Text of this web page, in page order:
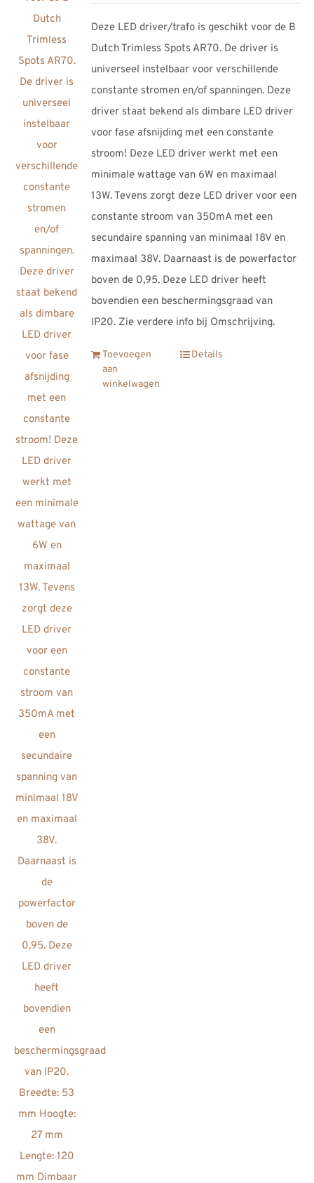
Deze LED driver/trafo is geschikt voor de B
Dutch Trimless Spots AR70. De driver is
universeel instelbaar voor verschillende
constante stromen en/of spanningen. Deze
driver staat bekend als dimbare LED driver
voor fase afsnijding met een constante
stroom! Deze LED driver werkt met een
minimale wattage van 6W en maximaal
13W. Tevens zorgt deze LED driver voor een
constante stroom van 350mA met een
secundaire spanning van minimaal 18V en
maximaal 38V. Daarnaast is de powerfactor
boven de 0,95. Deze LED driver heeft
bovendien een beschermingsgraad van
IP20. Zie verdere info bij Omschrijving.
Toevoegen
aan
winkelwagen
Details